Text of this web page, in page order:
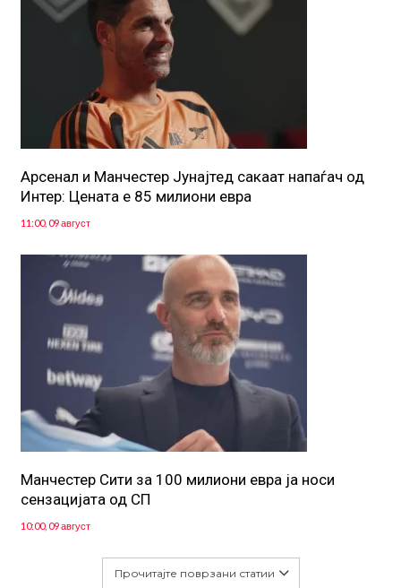
Арсенал и Манчестер Јунајтед сакаат напаѓач од
Интер: Цената е 85 милиони евра
11:00, 09 август
Манчестер Сити за 100 милиони евра ја носи
сензацијата од СП
10:00, 09 август
Прочитајте поврзани статии